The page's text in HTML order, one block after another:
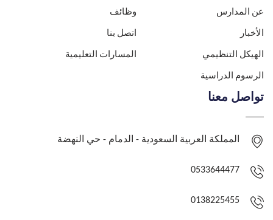
عن المدارس وظائف
الأخبار اتصل بنا
الهيكل التنظيمي المسارات التعليمية
الرسوم الدراسية
تواصل معنا
المملكة العربية السعودية - الدمام - حي النهضة
0533644477
0138225455